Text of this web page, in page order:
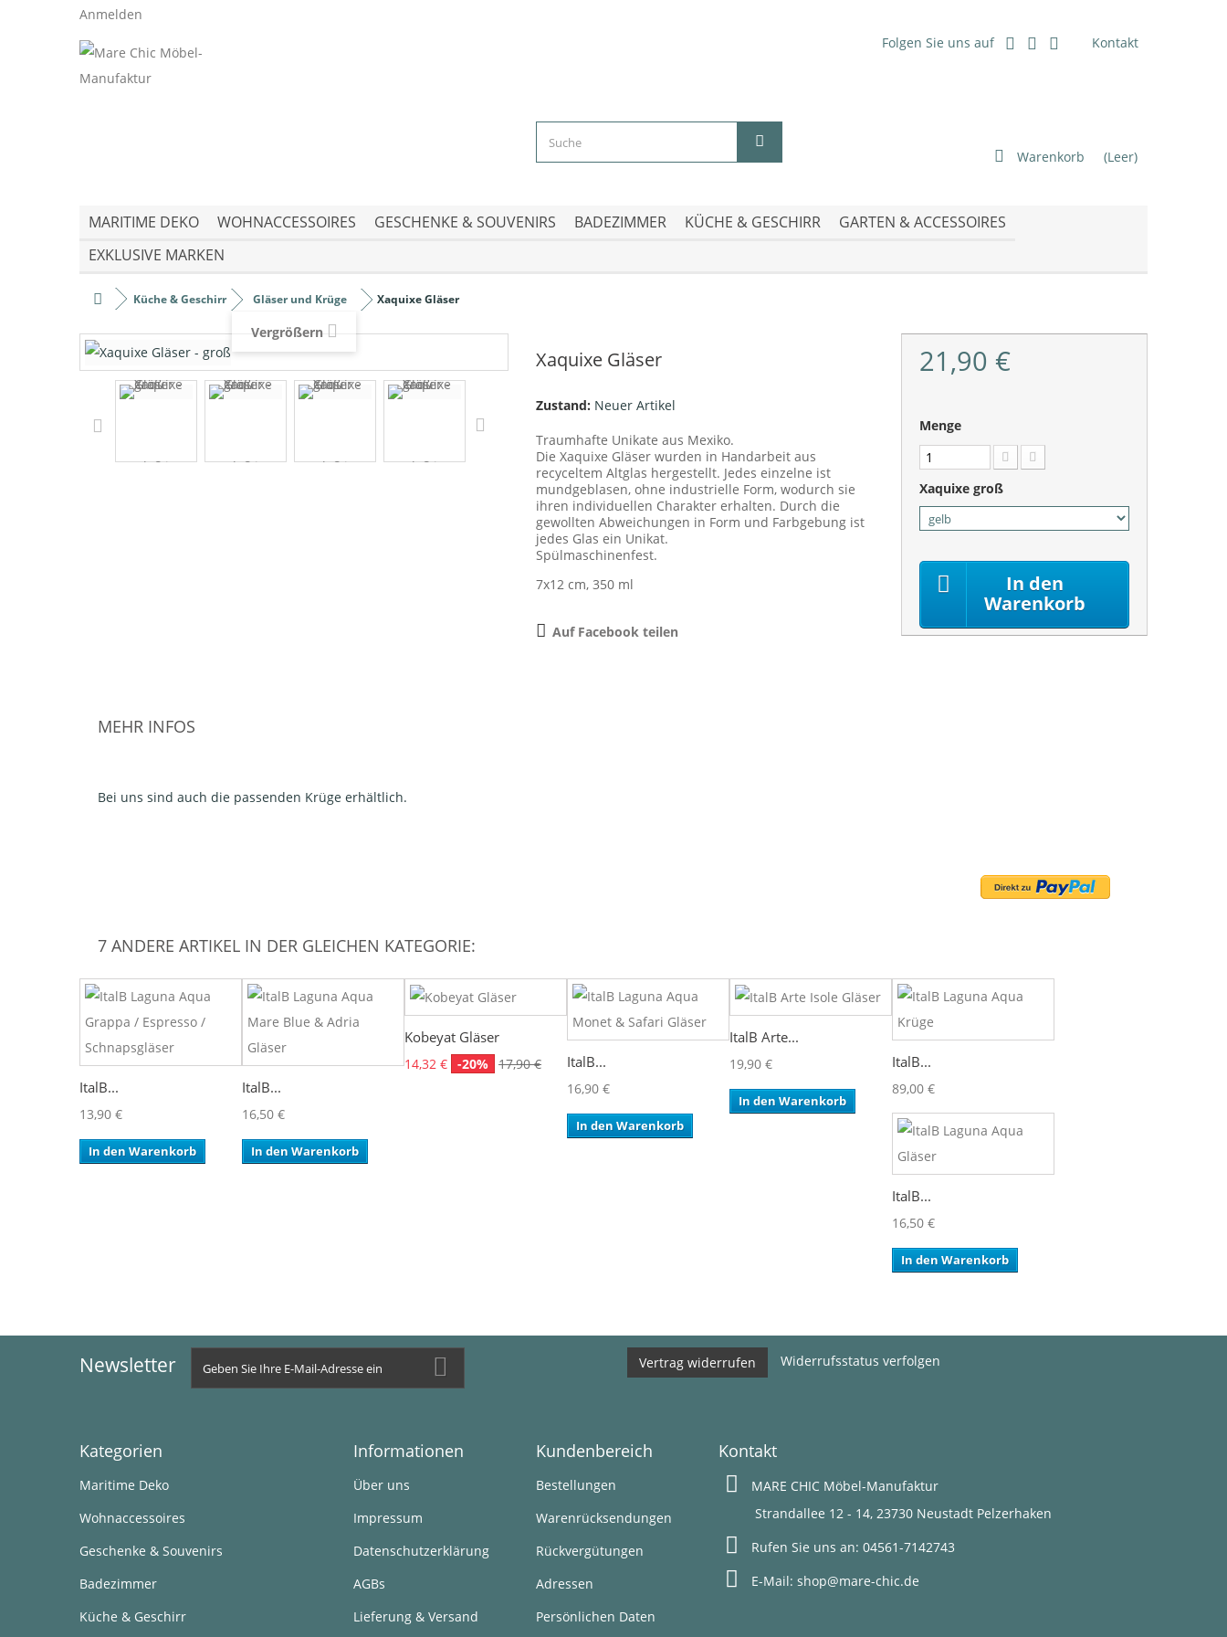
Anmelden
Kontakt
Folgen Sie uns auf
Warenkorb (Leer)
MARITIME DEKO WOHNACCESSOIRES GESCHENKE & SOUVENIRS BADEZIMMER KÜCHE & GESCHIRR
GARTEN & ACCESSOIRES
EXKLUSIVE MARKEN
Küche & Geschirr Gläser und Krüge Xaquixe Gläser
Vergrößern
Xaquixe Gläser
Zustand: Neuer Artikel
Traumhafte Unikate aus Mexiko.
Die Xaquixe Gläser wurden in Handarbeit aus
recyceltem Altglas hergestellt. Jedes einzelne ist
mundgeblasen, ohne industrielle Form, wodurch sie
ihren individuellen Charakter erhalten. Durch die
gewollten Abweichungen in Form und Farbgebung ist
jedes Glas ein Unikat.
Spülmaschinenfest.
7x12 cm, 350 ml
Auf Facebook teilen
21,90 €
Menge
Xaquixe groß
In den
Warenkorb
MEHR INFOS
Bei uns sind auch die passenden Krüge erhältlich.
7 ANDERE ARTIKEL IN DER GLEICHEN KATEGORIE:
ItalB...
13,90 €
In den Warenkorb
ItalB...
16,50 €
In den Warenkorb
Kobeyat Gläser
14,32 € -20% 17,90 € ItalB...
16,90 €
In den Warenkorb
ItalB Arte...
19,90 €
In den Warenkorb
ItalB...
89,00 €
ItalB...
16,50 €
In den Warenkorb
Newsletter Vertrag widerrufen Widerrufsstatus verfolgen
Kategorien
Maritime Deko
Wohnaccessoires
Geschenke & Souvenirs
Badezimmer
Küche & Geschirr
Informationen
Über uns
Impressum
Datenschutzerklärung
AGBs
Lieferung & Versand
Kundenbereich
Bestellungen
Warenrücksendungen
Rückvergütungen
Adressen
Persönlichen Daten
Kontakt
MARE CHIC Möbel-Manufaktur
Strandallee 12 - 14, 23730 Neustadt Pelzerhaken
Rufen Sie uns an: 04561-7142743
E-Mail: shop@mare-chic.de